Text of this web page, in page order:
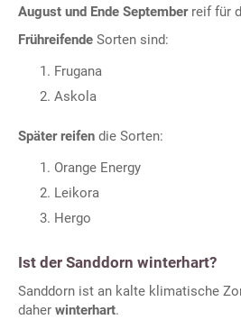
August und Ende September reif für
Frühreifende Sorten sind:
Frugana
Askola
Später reifen die Sorten:
Orange Energy
Leikora
Hergo
Ist der Sanddorn winterhart?
Sanddorn ist an kalte klimatische
daher winterhart.